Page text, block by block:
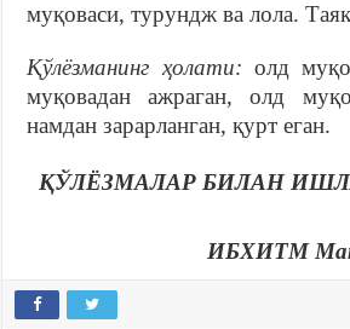
муқоваси, турундж ва лола.
Қўлёзманинг ҳолати: олд
муқовадан ажраган, олд
намдан зарарланган, қурт еган.
ҚЎЛЁЗМАЛАР БИЛАН
ИБХИТМ